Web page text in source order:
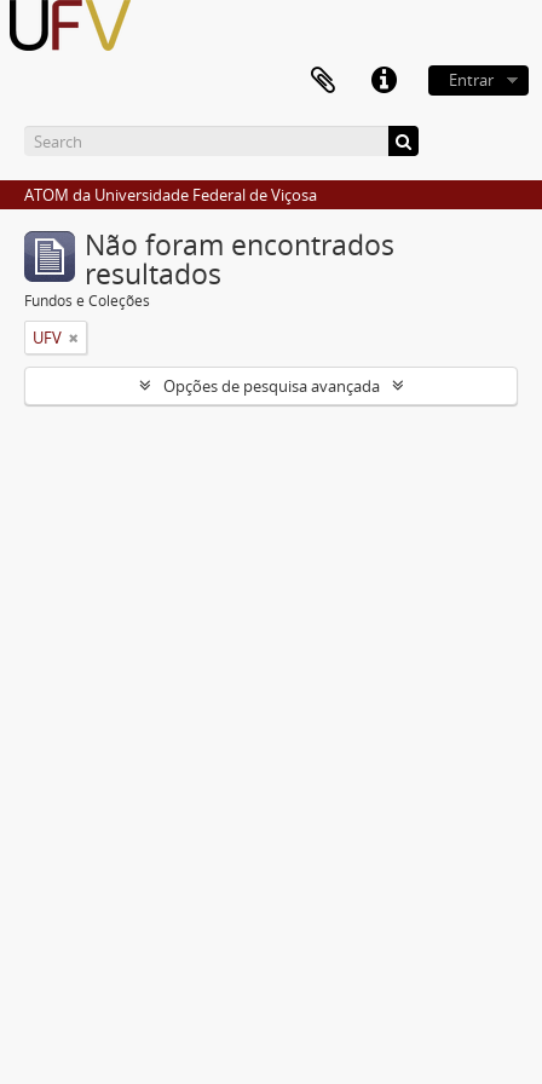
Entrar
ATOM da Universidade Federal de Viçosa
Não foram encontrados
resultados
Fundos e Coleções
UFV
Opções de pesquisa avançada